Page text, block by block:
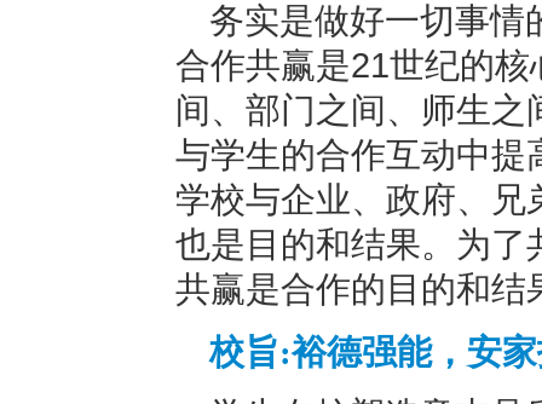
务实是做好一切事情
合作共赢是21世纪的
间、部门之间、师生
与学生的合作互动中提
学校与企业、政府、
也是目的和结果。为了
共赢是合作的目的和结
校旨:裕德强能，安